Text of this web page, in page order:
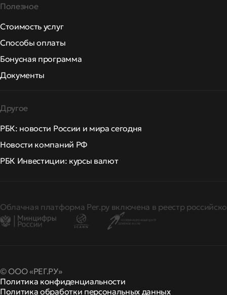
Полезное
Стоимость услуг
Способы оплаты
Бонусная программа
Документы
Другое
РБК: новости России и мира сегодня
Новости компаний РФ
РБК Инвестиции: курсы валют
Облачная платформа Рег.ру включена в реестр
© ООО «РЕГ.РУ»
Политика конфиденциальности
Политика обработки персональных данных